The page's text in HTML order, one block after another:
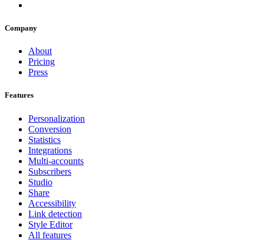
Company
About
Pricing
Press
Features
Personalization
Conversion
Statistics
Integrations
Multi-accounts
Subscribers
Studio
Share
Accessibility
Link detection
Style Editor
All features